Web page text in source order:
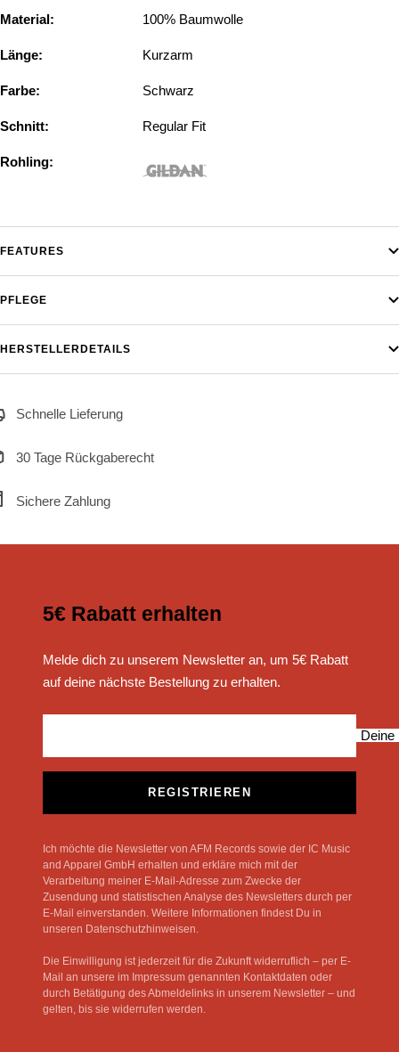
Material: 100% Baumwolle
Länge: Kurzarm
Farbe: Schwarz
Schnitt: Regular Fit
Rohling:
FEATURES
PFLEGE
HERSTELLERDETAILS
Schnelle Lieferung
30 Tage Rückgaberecht
Sichere Zahlung
5€ Rabatt erhalten
Melde dich zu unserem Newsletter an, um 5€ Rabatt
auf deine nächste Bestellung zu erhalten.
Deine
REGISTRIEREN
Ich möchte die Newsletter von AFM Records sowie der IC Music
and Apparel GmbH erhalten und erkläre mich mit der
Verarbeitung meiner E-Mail-Adresse zum Zwecke der
Zusendung und statistischen Analyse des Newsletters durch per
E-Mail einverstanden. Weitere Informationen findest Du in
unseren Datenschutzhinweisen.
Die Einwilligung ist jederzeit für die Zukunft widerruflich – per E-
Mail an unsere im Impressum genannten Kontaktdaten oder
durch Betätigung des Abmeldelinks in unserem Newsletter – und
gelten, bis sie widerrufen werden.